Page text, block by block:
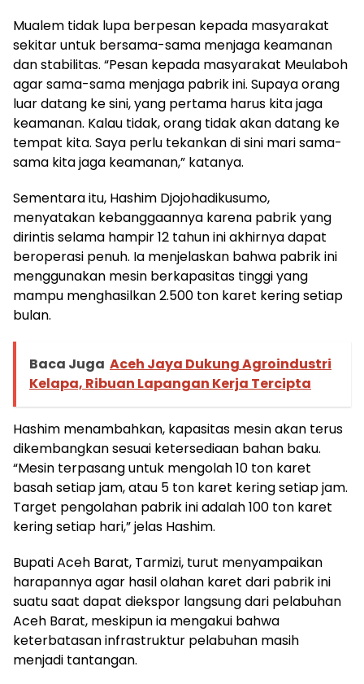
Mualem tidak lupa berpesan kepada masyarakat
sekitar untuk bersama-sama menjaga keamanan
dan stabilitas. “Pesan kepada masyarakat Meulaboh
agar sama-sama menjaga pabrik ini. Supaya orang
luar datang ke sini, yang pertama harus kita jaga
keamanan. Kalau tidak, orang tidak akan datang ke
tempat kita. Saya perlu tekankan di sini mari sama-
sama kita jaga keamanan,” katanya.
Sementara itu, Hashim Djojohadikusumo,
menyatakan kebanggaannya karena pabrik yang
dirintis selama hampir 12 tahun ini akhirnya dapat
beroperasi penuh. Ia menjelaskan bahwa pabrik ini
menggunakan mesin berkapasitas tinggi yang
mampu menghasilkan 2.500 ton karet kering setiap
bulan.
Baca Juga Aceh Jaya Dukung Agroindustri
Kelapa, Ribuan Lapangan Kerja Tercipta
Hashim menambahkan, kapasitas mesin akan terus
dikembangkan sesuai ketersediaan bahan baku.
“Mesin terpasang untuk mengolah 10 ton karet
basah setiap jam, atau 5 ton karet kering setiap jam.
Target pengolahan pabrik ini adalah 100 ton karet
kering setiap hari,” jelas Hashim.
Bupati Aceh Barat, Tarmizi, turut menyampaikan
harapannya agar hasil olahan karet dari pabrik ini
suatu saat dapat diekspor langsung dari pelabuhan
Aceh Barat, meskipun ia mengakui bahwa
keterbatasan infrastruktur pelabuhan masih
menjadi tantangan.